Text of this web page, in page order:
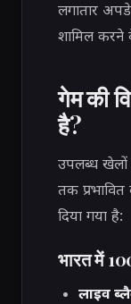
लगातार
शामिल करने
गेम की
है?
उपलब्ध खेलों
तक
दिया गया है:
भारत में
लाइव